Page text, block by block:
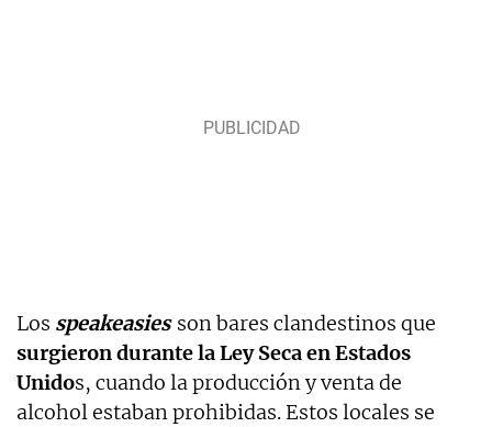
Los speakeasiesson bares clandestinos que
surgieron durante la Ley Seca en Estados
Unidos, cuando la producción y venta de
alcohol estaban prohibidas. Estos locales se